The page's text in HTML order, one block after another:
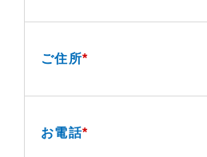
ご住所*
お電話*